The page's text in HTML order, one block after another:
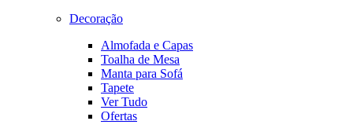
Decoração
Almofada e Capas
Toalha de Mesa
Manta para Sofá
Tapete
Ver Tudo
Ofertas